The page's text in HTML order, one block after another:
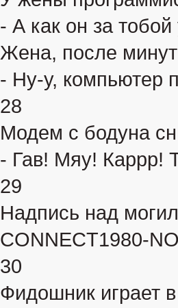
- А как он за
Жена, после
- Ну-у, компьютер
28
Модем с бодуна
- Гав! Мяу! Каррр!
29
Надпись над
CONNECT1980-
30
Фидошник игpает